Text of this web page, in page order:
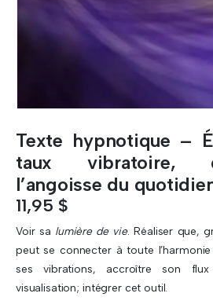
Texte hypnotique –
taux vibratoire,
l’angoisse du
11,95 $
Voir sa lumière de vie. Réaliser que,
peut se connecter à toute
ses vibrations, accroître son
visualisation; intégrer cet outil.